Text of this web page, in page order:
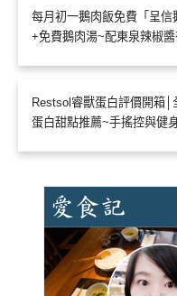
每月初一鵝肉飯免費「呈
+免費鵝肉湯~配東泉辣椒
Restsol睿獸蛋白評價開箱
蛋白甜點推薦~手搖控與健